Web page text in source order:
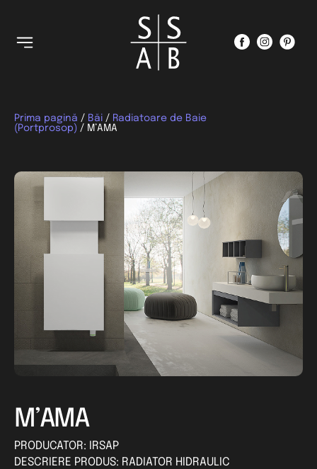
Prima pagină / Băi / Radiatoare de Baie
(Portprosop) / M’AMA
M’AMA
PRODUCATOR: IRSAP
DESCRIERE PRODUS: RADIATOR HIDRAULIC